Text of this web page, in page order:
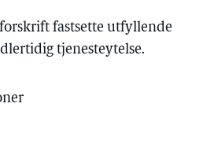
fastsette utfyllende
tjenesteytelse.